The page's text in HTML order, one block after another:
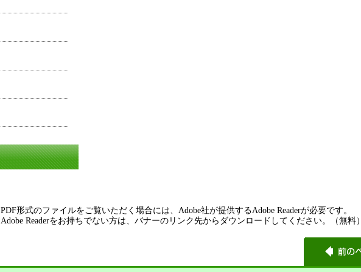
PDF形式のファイルをご覧いただく場合には、Adobe社が提供するAdobe Readerが必要です。
Adobe Readerをお持ちでない方は、バナーのリンク先からダウンロードしてください。（無料